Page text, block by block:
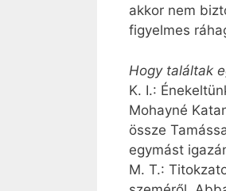
akkor nem
figyelmes
Hogy találtak
K. I.:
Mohayné
össze
egymást
M. T.: